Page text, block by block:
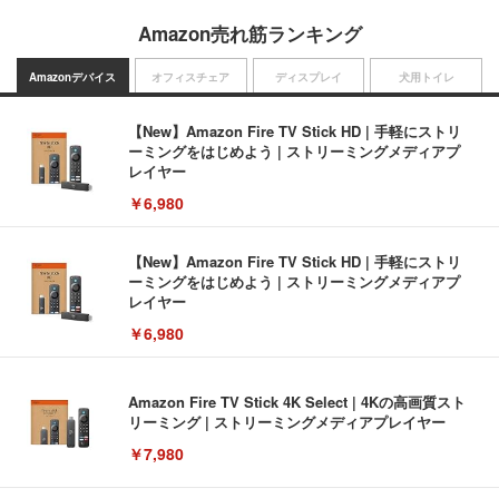
Amazon売れ筋ランキング
Amazonデバイス
【New】Amazon Fire TV Stick HD | 手軽にストリ
ーミングをはじめよう | ストリーミングメディアプ
レイヤー
￥6,980
【New】Amazon Fire TV Stick HD | 手軽にストリ
ーミングをはじめよう | ストリーミングメディアプ
レイヤー
￥6,980
Amazon Fire TV Stick 4K Select | 4Kの高画質スト
リーミング | ストリーミングメディアプレイヤー
￥7,980
オフィスチェア ディスプレイ 犬用トイレ